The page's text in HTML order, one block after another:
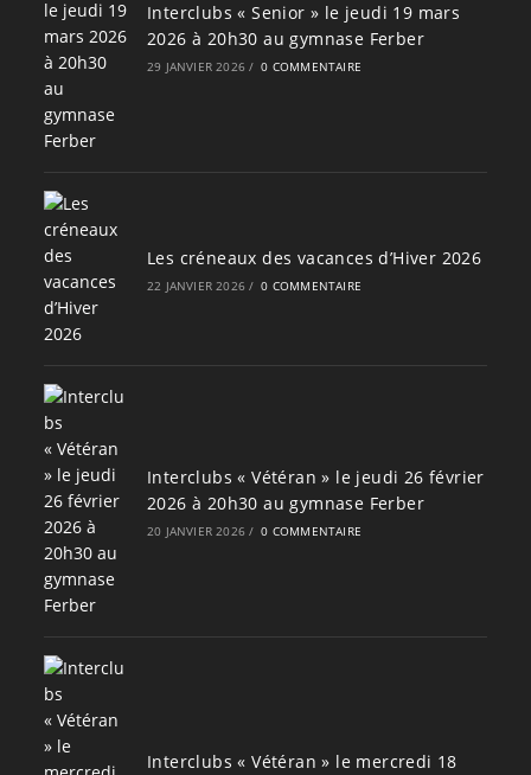
Interclubs « Senior » le jeudi 19 mars
2026 à 20h30 au gymnase Ferber
29 JANVIER 2026 / 0 COMMENTAIRE
Les créneaux des vacances d’Hiver 2026
22 JANVIER 2026 / 0 COMMENTAIRE
Interclubs « Vétéran » le jeudi 26 février
2026 à 20h30 au gymnase Ferber
20 JANVIER 2026 / 0 COMMENTAIRE
Interclubs « Vétéran » le mercredi 18